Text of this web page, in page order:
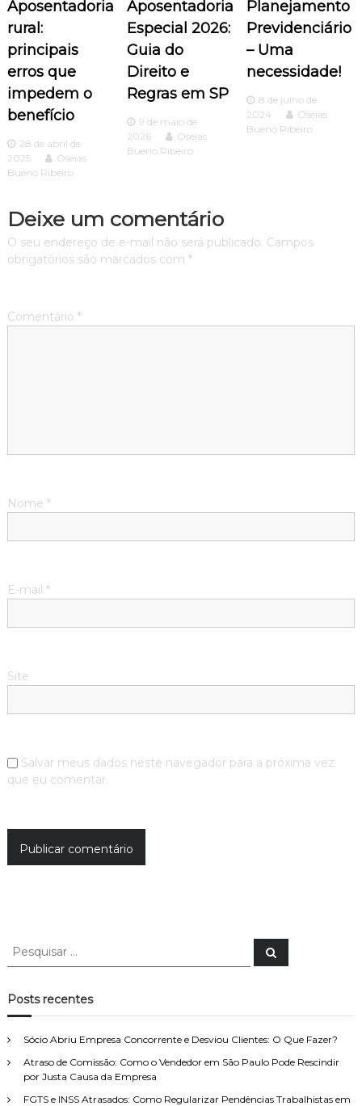
o
d
e
P
o
s
t
Aposentadoria
rural:
principais
erros que
impedem o
benefício
28 de abril de
2025
Oseias
Bueno Ribeiro
Aposentadoria
Especial 2026:
Guia do
Direito e
Regras em SP
9 de maio de
2026
Oseias
Bueno Ribeiro
Planejamento
Previdenciário
– Uma
necessidade!
8 de julho de
2024
Oseias
Bueno Ribeiro
Deixe um comentário
O seu endereço de e-mail não será publicado. Campos
obrigatórios são marcados com *
Comentário *
Nome *
E-mail *
Site
Salvar meus dados neste navegador para a próxima vez
que eu comentar.
P
q
u
s
a
p
P
e
s
Posts recentes
Sócio Abriu Empresa Concorrente e Desviou Clientes: O Que Fazer?
Atraso de Comissão: Como o Vendedor em São Paulo Pode Rescindir
por Justa Causa da Empresa
FGTS e INSS Atrasados: Como Regularizar Pendências Trabalhistas em